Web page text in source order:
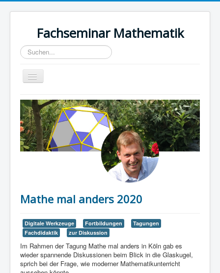
Fachseminar Mathematik
Suchen...
Toggle
Navigation
Home
Über mich
Fortbildung
Fachseminar
Mathe mal anders 2020
Digitale Werkzeuge Fortbildungen
Tagungen
Fachdidaktik
zur Diskussion
Im Rahmen der Tagung Mathe mal anders in Köln gab es
wieder spannende Diskussionen beim Blick in die Glaskugel,
sprich bei der Frage, wie moderner Mathematikunterricht